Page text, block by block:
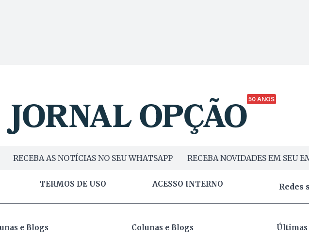
50 ANOS
RECEBA AS NOTÍCIAS NO SEU WHATSAPP RECEBA NOVIDADES EM SEU
TERMOS DE USO ACESSO INTERNO Redes
e Blogs Colunas e Blogs Últimas